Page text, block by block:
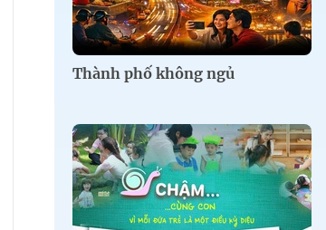
Thành phố không ngủ